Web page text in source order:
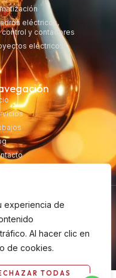
experiencia de
Al hacer clic en
de cookies.
TODAS
eléctricos,
control y contadores
eléctricos
reservados